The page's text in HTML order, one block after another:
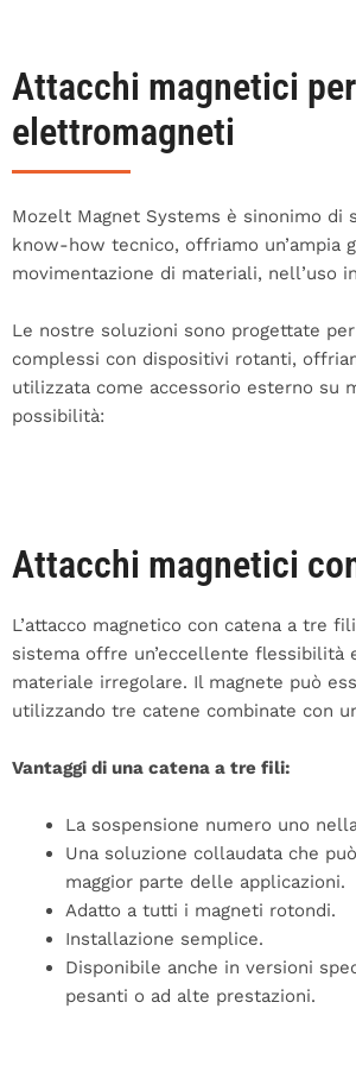
Attacchi magnetici
elettromagneti
Mozelt Magnet Systems è sinonimo di
know-how tecnico, offriamo un’ampia
movimentazione di materiali, nell’uso
Le nostre soluzioni sono progettate
complessi con dispositivi rotanti,
utilizzata come accessorio esterno su
possibilità:
Attacchi magnetici
L’attacco magnetico con catena a tre
sistema offre un’eccellente
materiale irregolare. Il magnete può
utilizzando tre catene combinate con
Vantaggi di una catena a tre fili:
La sospensione numero uno
Una soluzione collaudata che
maggior parte delle applicazioni.
Adatto a tutti i magneti rotondi.
Installazione semplice.
Disponibile anche in versioni
pesanti o ad alte prestazioni.